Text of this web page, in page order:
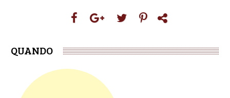
QUANDO